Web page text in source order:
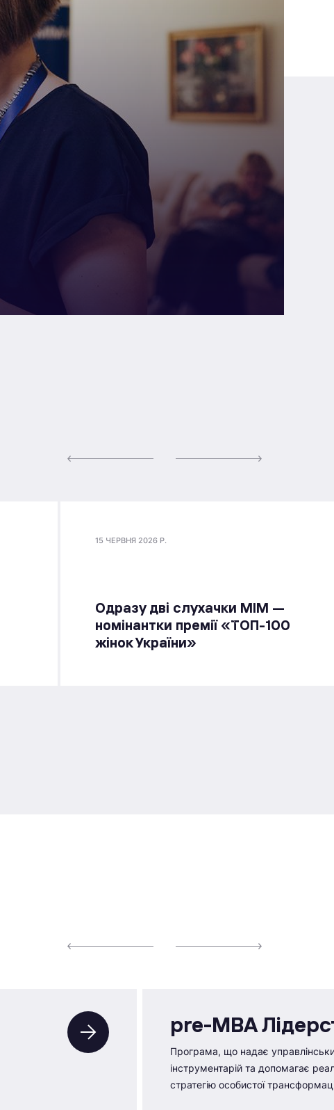
15 ЧЕРВНЯ 2026 Р.
Одразу дві слухачки МІМ —
номінантки премії «ТОП-100
жінок України»
pre-MBA
Програма, що надає
інструментарій та допомагає
стратегію особистої